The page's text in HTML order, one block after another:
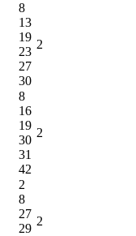
8
13
19
23
27
30
2
8
16
19
30
31
42
2
2
8
27
29
2